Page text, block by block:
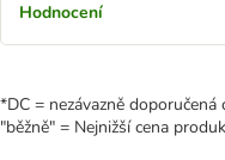
Hodnocení
*DC = nezávazně doporučená
"běžně" = Nejnižší cena